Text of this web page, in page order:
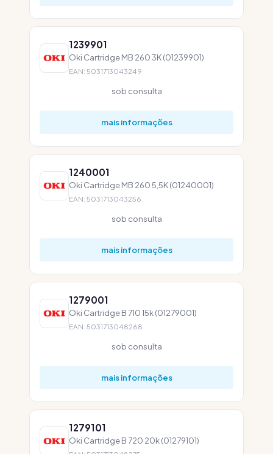
1239901
Oki Cartridge MB 260 3K (01239901)
EAN: 5031713043249
sob consulta
mais informações
1240001
Oki Cartridge MB 260 5,5K (01240001)
EAN: 5031713043256
sob consulta
mais informações
1279001
Oki Cartridge B 710 15k (01279001)
EAN: 5031713048268
sob consulta
mais informações
1279101
Oki Cartridge B 720 20k (01279101)